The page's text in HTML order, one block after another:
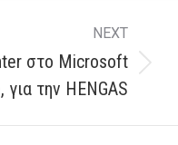
NEXT
στο Microsoft
για την HENGAS